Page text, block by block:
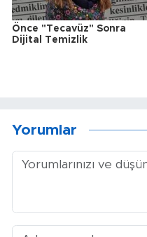
Önce "Tecavüz" Sonra
Dijital Temizlik
Yorumlar